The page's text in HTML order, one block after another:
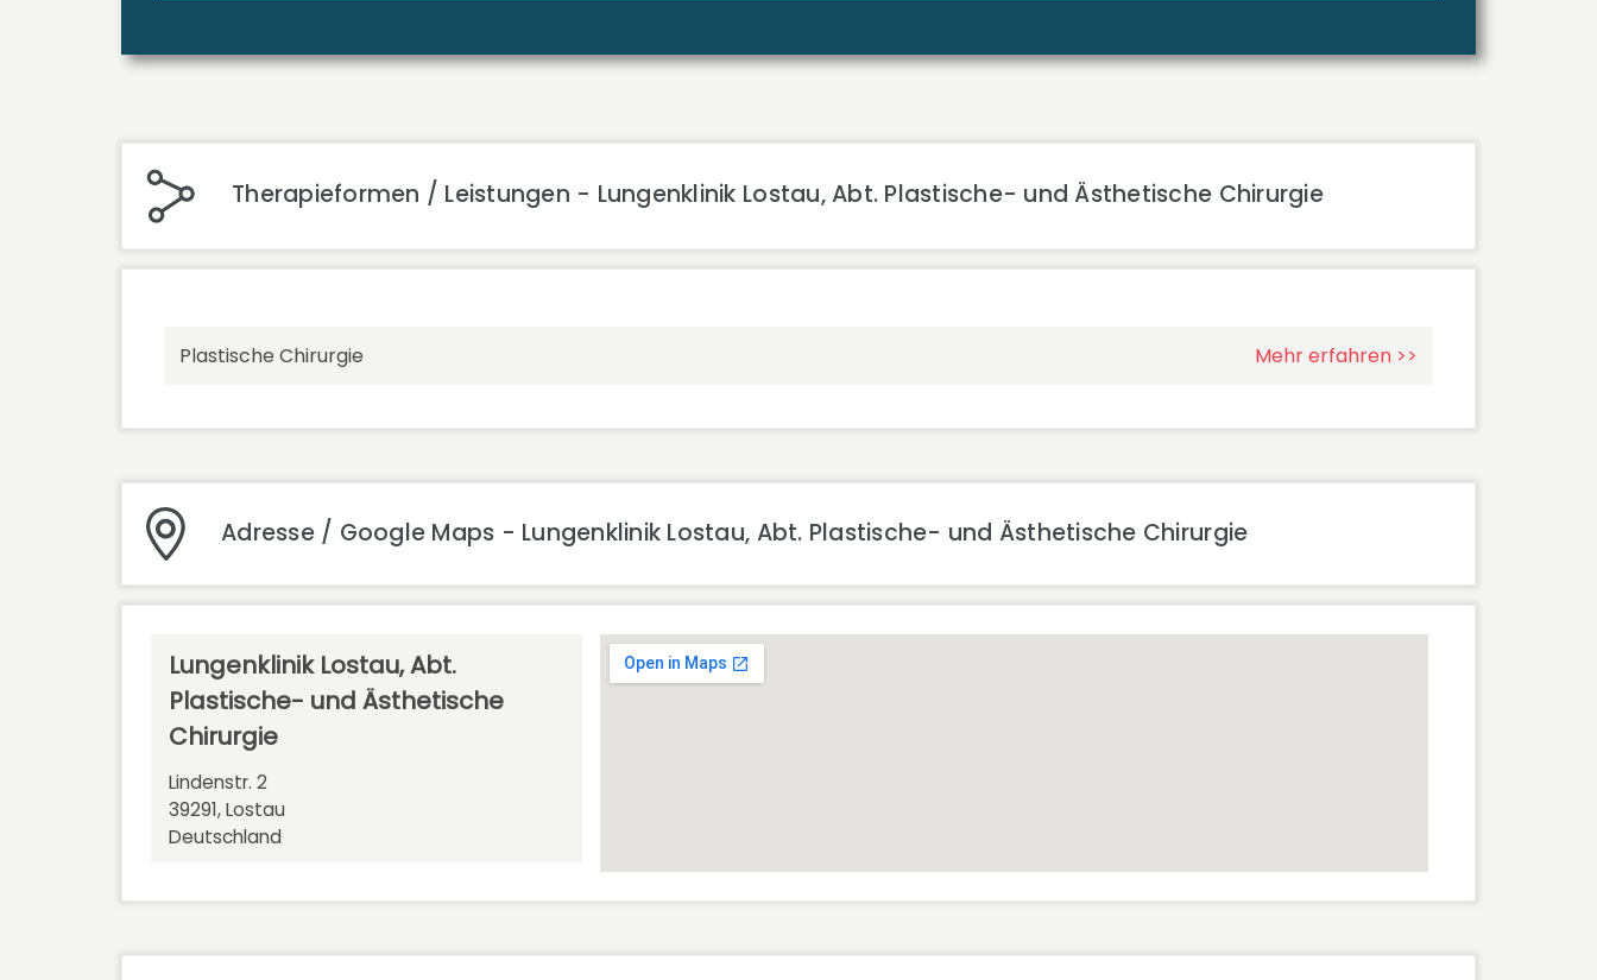
Therapieformen / Leistungen - Lungenklinik Lostau, Abt. Plastische- und Ästhetische Chirurgie
Plastische Chirurgie Mehr erfahren >>
Adresse / Google Maps - Lungenklinik Lostau, Abt. Plastische- und Ästhetische Chirurgie
Lungenklinik Lostau, Abt.
Plastische- und Ästhetische
Chirurgie
Lindenstr. 2
39291, Lostau
Deutschland